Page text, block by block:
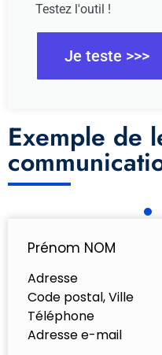
Testez l'outil !
Je teste >>>
Exemple de
Prénom NOM
Adresse
Code postal, Ville
Téléphone
Adresse e-mail